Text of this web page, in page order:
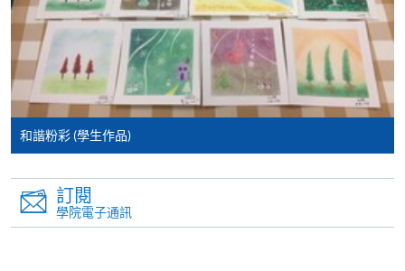
有關繳費詳情，請參閱付款方法。如對報名程序有任
何疑問，請詳閱個別課程資料，或聯絡有關課程負責
人或報名中心。
JavaScript程式瀏覽器的電腦上進行。建議選用
Google Chrome瀏覽器。
和諧粉彩 (學生作品)
訂閱
學院電子通訊